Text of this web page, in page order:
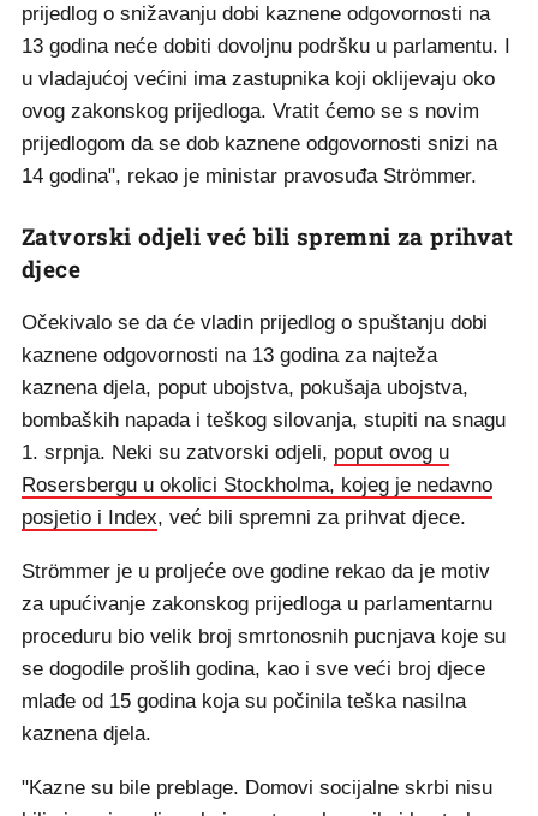
prijedlog o snižavanju dobi kaznene odgovornosti na
13 godina neće dobiti dovoljnu podršku u parlamentu. I
u vladajućoj većini ima zastupnika koji oklijevaju oko
ovog zakonskog prijedloga. Vratit ćemo se s novim
prijedlogom da se dob kaznene odgovornosti snizi na
14 godina", rekao je ministar pravosuđa Strömmer.
Zatvorski odjeli već bili spremni za prihvat
djece
Očekivalo se da će vladin prijedlog o spuštanju dobi
kaznene odgovornosti na 13 godina za najteža
kaznena djela, poput ubojstva, pokušaja ubojstva,
bombaških napada i teškog silovanja, stupiti na snagu
1. srpnja. Neki su zatvorski odjeli, poput ovog u
Rosersbergu u okolici Stockholma, kojeg je nedavno
posjetio i Index, već bili spremni za prihvat djece.
Strömmer je u proljeće ove godine rekao da je motiv
za upućivanje zakonskog prijedloga u parlamentarnu
proceduru bio velik broj smrtonosnih pucnjava koje su
se dogodile prošlih godina, kao i sve veći broj djece
mlađe od 15 godina koja su počinila teška nasilna
kaznena djela.
"Kazne su bile preblage. Domovi socijalne skrbi nisu